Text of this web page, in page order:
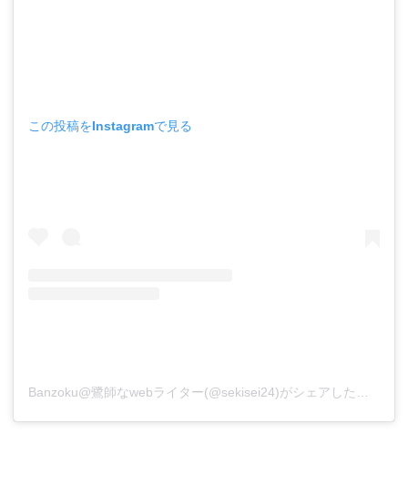
この投稿をInstagramで見る
Banzoku@鷺師なwebライター(@sekisei24)がシェアした投稿